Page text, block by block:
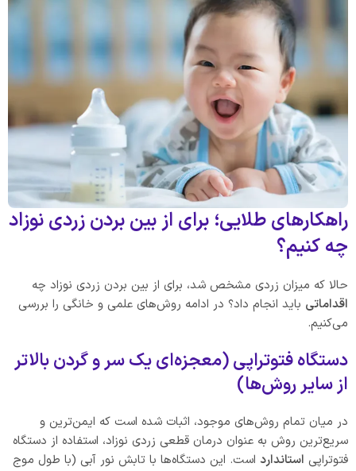
راهکارهای طلایی؛ برای از بین بردن زردی نوزاد
چه کنیم؟
حالا که میزان زردی مشخص شد، برای از بین بردن زردی نوزاد چه
اقداماتی باید انجام داد؟ در ادامه روش‌های علمی و خانگی را بررسی
می‌کنیم.
دستگاه فتوتراپی (معجزه‌ای یک سر و گردن بالاتر
از سایر روش‌ها)
در میان تمام روش‌های موجود، اثبات شده است که ایمن‌ترین و
سریع‌ترین روش به عنوان درمان قطعی زردی نوزاد، استفاده از دستگاه
فتوتراپی استاندارد است. این دستگاه‌ها با تابش نور آبی (با طول موج